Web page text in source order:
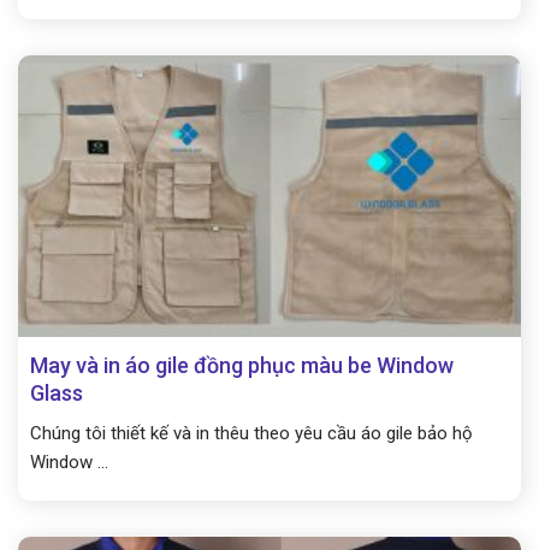
May và in áo gile đồng phục màu be Window
Glass
Chúng tôi thiết kế và in thêu theo yêu cầu áo gile bảo hộ
Window ...